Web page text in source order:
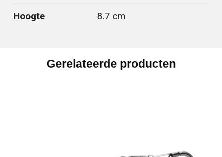
Hoogte 8.7 cm
Gerelateerde producten